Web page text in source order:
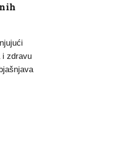
i zdravu